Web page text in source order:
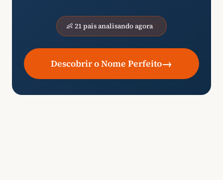
👶 21 pais analisando agora
Descobrir o Nome Perfeito→